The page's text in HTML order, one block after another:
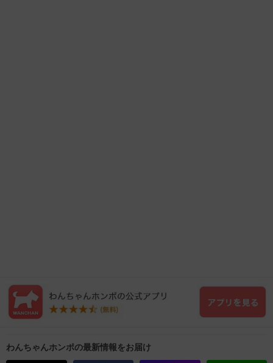
わんちゃんホンポの最新情報をお届け